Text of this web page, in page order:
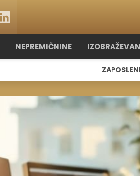
NEPREMIČNINE
ZAPOSLENI